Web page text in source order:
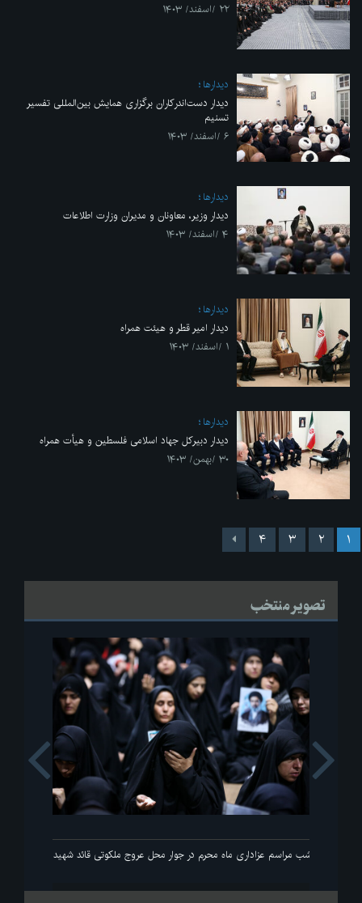
۲۲ /اسفند/ ۱۴۰۳
ديدارها
دیدار دست‌اندرکاران برگزاری همایش بین‌المللی تفسیر
تسنیم
۶ /اسفند/ ۱۴۰۳
ديدارها
دیدار وزیر، معاونان و مدیران وزارت اطلاعات
۴ /اسفند/ ۱۴۰۳
ديدارها
دیدار امیر قطر و هیئت همراه
۱ /اسفند/ ۱۴۰۳
ديدارها
دیدار دبیرکل جهاد اسلامی فلسطین و هیأت همراه
۳۰ /بهمن/ ۱۴۰۳
۱ ۲ ۳ ۴
تصویر منتخب
اولین شب مراسم عزاداری ماه محرم در جوار محل عروج ملکوتی قائد شهید انقلاب
Next